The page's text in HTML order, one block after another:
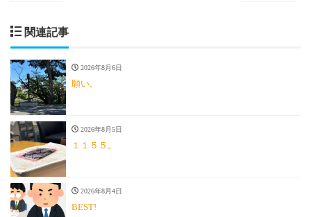
関連記事
2026年8月6日
願い。
2026年8月5日
１１５５。
2026年8月4日
BEST!